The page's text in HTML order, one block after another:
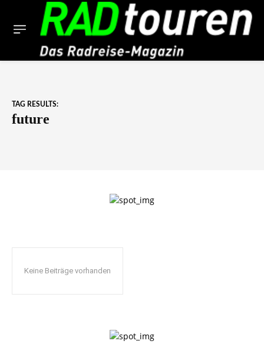
TAG RESULTS:
future
Keine Beiträge vorhanden